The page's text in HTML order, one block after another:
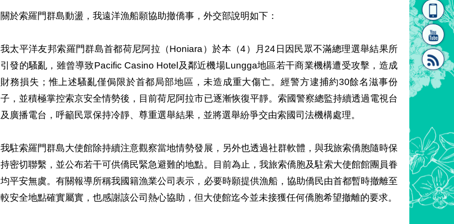
結]" [連
關於索羅門群島動盪，我遠洋漁船願協助撤僑事，外交部說明如下：
我太平洋友邦索羅門群島首都荷尼阿拉（Honiara）於本（4）月24日因民眾不滿總理選舉結果所
引發的騷亂，雖曾導致Pacific Casino Hotel及鄰近機場Lungga地區若干商業機構遭受攻擊，造成
財務損失；惟上述騷亂僅侷限於首都局部地區，未造成重大傷亡。經警方逮捕約30餘名滋事份
子，並積極掌控索京安全情勢後，目前荷尼阿拉市已逐漸恢復平靜。索國警察總監持續透過電視台
及廣播電台，呼籲民眾保持冷靜、尊重選舉結果，並將選舉紛爭交由索國司法機構處理。
我駐索羅門群島大使館除持續注意觀察當地情勢發展，另外也透過社群軟體，與我旅索僑胞隨時保
持密切聯繫，並公布若干可供僑民緊急避難的地點。目前為止，我旅索僑胞及駐索大使館館團員眷
均平安無虞。有關報導所稱我國籍漁業公司表示，必要時願提供漁船，協助僑民由首都暫時撤離至
較安全地點確實屬實，也感謝該公司熱心協助，但大使館迄今並未接獲任何僑胞希望撤離的要求。